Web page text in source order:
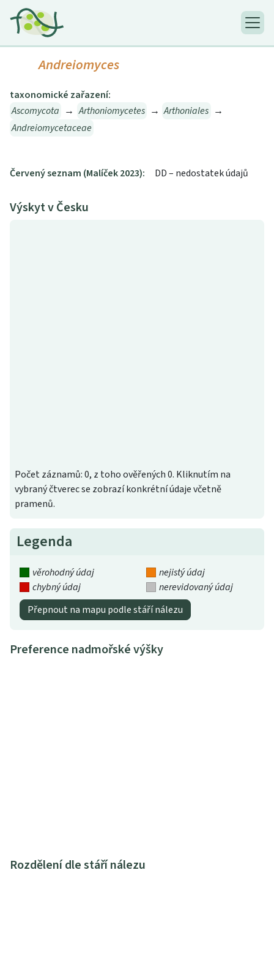
Andreiomyces
taxonomické zařazení:
Ascomycota → Arthoniomycetes → Arthoniales →
Andreiomycetaceae
Červený seznam (Malíček 2023): DD – nedostatek údajů
Výskyt v Česku
Počet záznamů: 0, z toho ověřených 0. Kliknutím na
vybraný čtverec se zobrazí konkrétní údaje včetně
pramenů.
Legenda
věrohodný údaj
nejistý údaj
chybný údaj
nerevidovaný údaj
Přepnout na mapu podle stáří nálezu
Preference nadmořské výšky
Rozdělení dle stáří nálezu